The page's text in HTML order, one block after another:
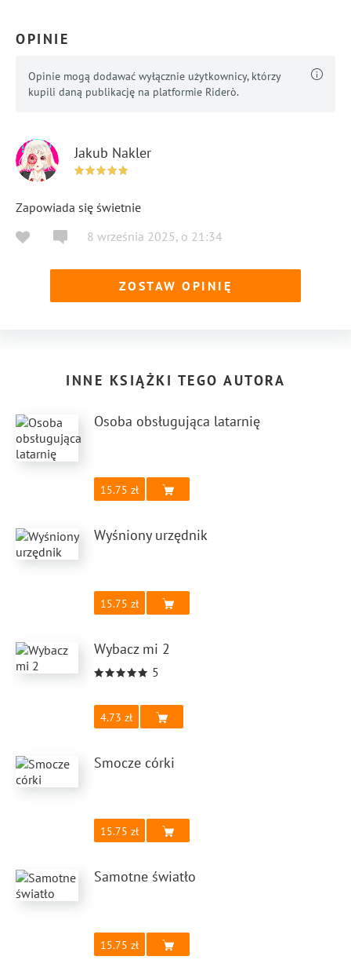
OPINIE
Opinie mogą dodawać wyłącznie użytkownicy, którzy
kupili daną publikację na platformie Riderò.
Jakub Nakler
Zapowiada się świetnie
8 września 2025, o 21:34
ZOSTAW OPINIĘ
INNE KSIĄŻKI TEGO AUTORA
Osoba obsługująca latarnię
15.75
Wyśniony urzędnik
15.75
Wybacz mi 2
5
4.73
Smocze córki
15.75
Samotne światło
15.75